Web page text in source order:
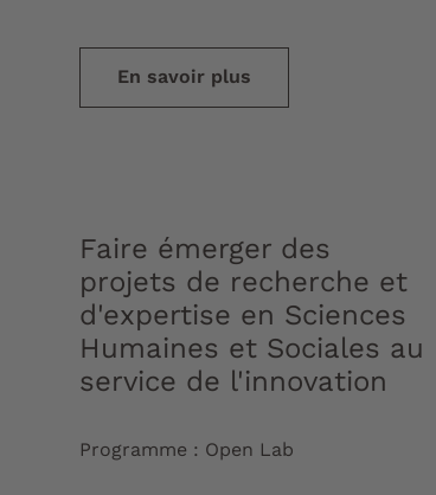
En savoir plus
Faire émerger des
projets de recherche et
d'expertise en Sciences
Humaines et Sociales au
service de l'innovation
Programme : Open Lab